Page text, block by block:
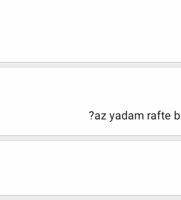
az yadam rafte